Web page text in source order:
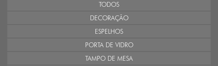
TODOS
DECORAÇÃO
ESPELHOS
PORTA DE VIDRO
TAMPO DE MESA